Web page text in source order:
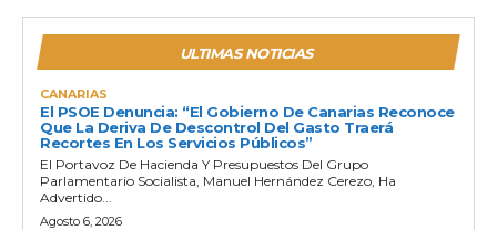
ULTIMAS NOTICIAS
CANARIAS
El PSOE Denuncia: “El Gobierno De Canarias Reconoce
Que La Deriva De Descontrol Del Gasto Traerá
Recortes En Los Servicios Públicos”
El Portavoz De Hacienda Y Presupuestos Del Grupo
Parlamentario Socialista, Manuel Hernández Cerezo, Ha
Advertido...
Agosto 6, 2026